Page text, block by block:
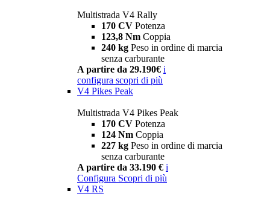
Multistrada V4 Rally
170 CV Potenza
123,8 Nm Coppia
240 kg Peso in ordine di marcia
senza carburante
A partire da 29.190€ i
configura scopri di più
V4 Pikes Peak
Multistrada V4 Pikes Peak
170 CV Potenza
124 Nm Coppia
227 kg Peso in ordine di marcia
senza carburante
A partire da 33.190 € i
Configura Scopri di più
V4 RS